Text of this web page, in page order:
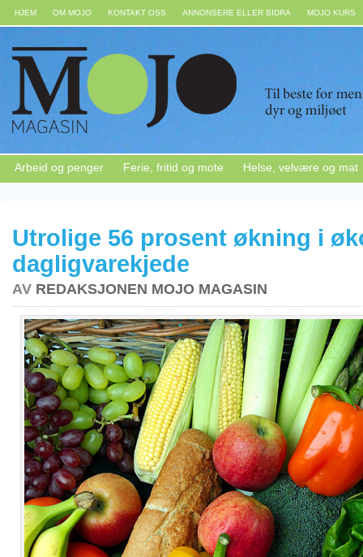
HJEM OM MOJO KONTAKT OSS ANNONSERE ELLER BIDRA MOJO KURS
Arbeid og penger Ferie, fritid og mote Helse, velvære og mat
Utrolige 56 prosent økning i
dagligvarekjede
AV REDAKSJONEN MOJO MAGASIN